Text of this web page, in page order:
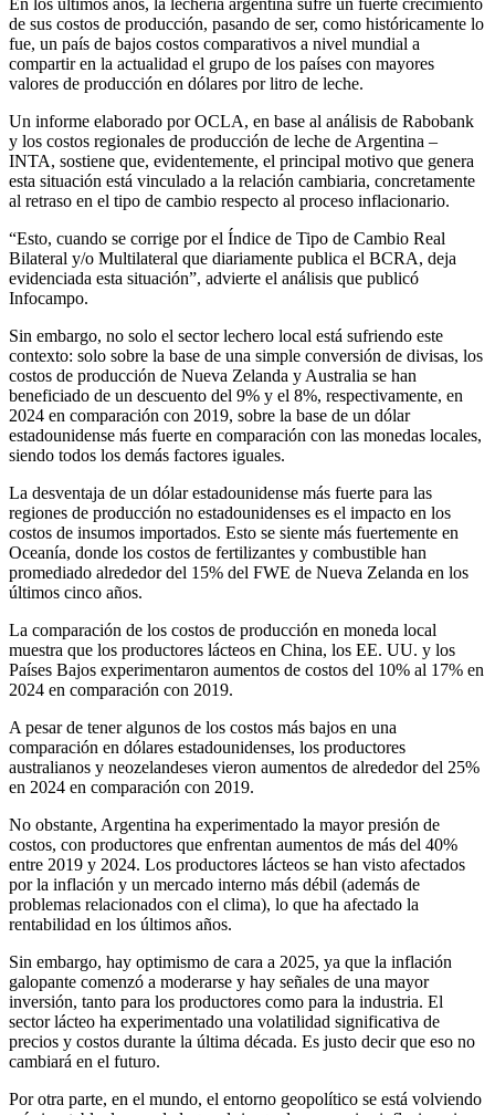
de sus costos de producción, pasando de ser, como históricamente lo
fue, un país de bajos costos comparativos a nivel mundial a
compartir en la actualidad el grupo de los países con mayores
valores de producción en dólares por litro de leche.
Un informe elaborado por OCLA, en base al análisis de Rabobank
y los costos regionales de producción de leche de Argentina –
INTA, sostiene que, evidentemente, el principal motivo que genera
esta situación está vinculado a la relación cambiaria, concretamente
al retraso en el tipo de cambio respecto al proceso inflacionario.
“Esto, cuando se corrige por el Índice de Tipo de Cambio Real
Bilateral y/o Multilateral que diariamente publica el BCRA, deja
evidenciada esta situación”, advierte el análisis que publicó
Infocampo.
Sin embargo, no solo el sector lechero local está sufriendo este
contexto: solo sobre la base de una simple conversión de divisas, los
costos de producción de Nueva Zelanda y Australia se han
beneficiado de un descuento del 9% y el 8%, respectivamente, en
2024 en comparación con 2019, sobre la base de un dólar
estadounidense más fuerte en comparación con las monedas locales,
siendo todos los demás factores iguales.
La desventaja de un dólar estadounidense más fuerte para las
regiones de producción no estadounidenses es el impacto en los
costos de insumos importados. Esto se siente más fuertemente en
Oceanía, donde los costos de fertilizantes y combustible han
promediado alrededor del 15% del FWE de Nueva Zelanda en los
últimos cinco años.
La comparación de los costos de producción en moneda local
muestra que los productores lácteos en China, los EE. UU. y los
Países Bajos experimentaron aumentos de costos del 10% al 17% en
2024 en comparación con 2019.
A pesar de tener algunos de los costos más bajos en una
comparación en dólares estadounidenses, los productores
australianos y neozelandeses vieron aumentos de alrededor del 25%
en 2024 en comparación con 2019.
No obstante, Argentina ha experimentado la mayor presión de
costos, con productores que enfrentan aumentos de más del 40%
entre 2019 y 2024. Los productores lácteos se han visto afectados
por la inflación y un mercado interno más débil (además de
problemas relacionados con el clima), lo que ha afectado la
rentabilidad en los últimos años.
Sin embargo, hay optimismo de cara a 2025, ya que la inflación
galopante comenzó a moderarse y hay señales de una mayor
inversión, tanto para los productores como para la industria. El
sector lácteo ha experimentado una volatilidad significativa de
precios y costos durante la última década. Es justo decir que eso no
cambiará en el futuro.
Por otra parte, en el mundo, el entorno geopolítico se está volviendo